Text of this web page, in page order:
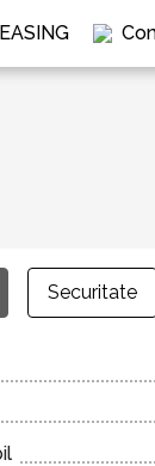
Securitate